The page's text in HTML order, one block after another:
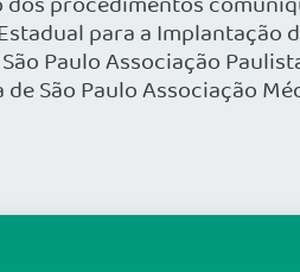
para a
Paulo Associação
São Paulo Associação